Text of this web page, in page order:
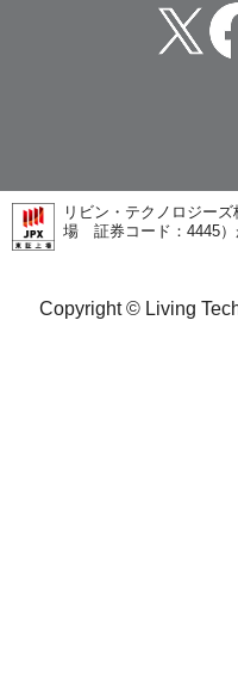
リビン・テクノロジー
場 証券コード：4445）
Copyright © Living